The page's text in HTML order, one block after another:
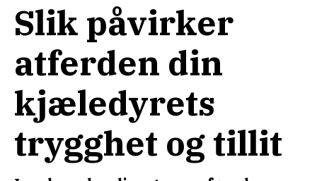
Slik påvirker
atferden din
kjæledyrets
trygghet og tillit